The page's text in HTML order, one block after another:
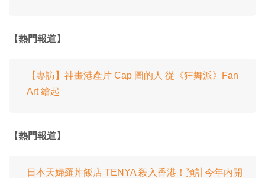
【熱門報道】
【專訪】神畫港產片 Cap 圖的人 從《狂舞派》Fan
Art 繪起
【熱門報道】
日本天婦羅丼飯店 TENYA 殺入香港！預計今年内開